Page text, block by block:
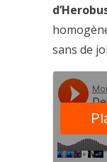
sans de